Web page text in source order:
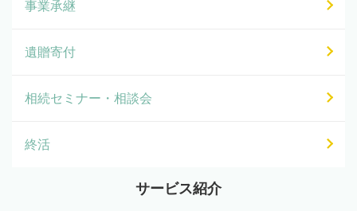
事業承継
遺贈寄付
相続セミナー・相談会
終活
サービス紹介